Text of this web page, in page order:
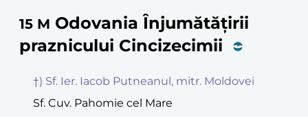
15 M Odovania Înjumătățirii
praznicului Cincizecimii
†) Sf. Ier. Iacob Putneanul, mitr. Moldovei
Sf. Cuv. Pahomie cel Mare